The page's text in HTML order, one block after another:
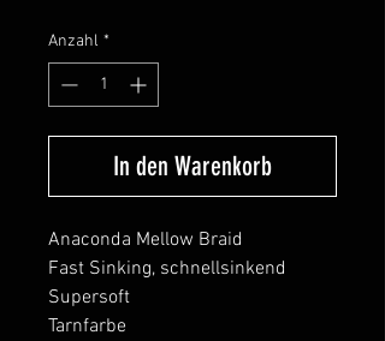
Anzahl *
In den Warenkorb
Anaconda Mellow Braid
Fast Sinking, schnellsinkend
Supersoft
Tarnfarbe